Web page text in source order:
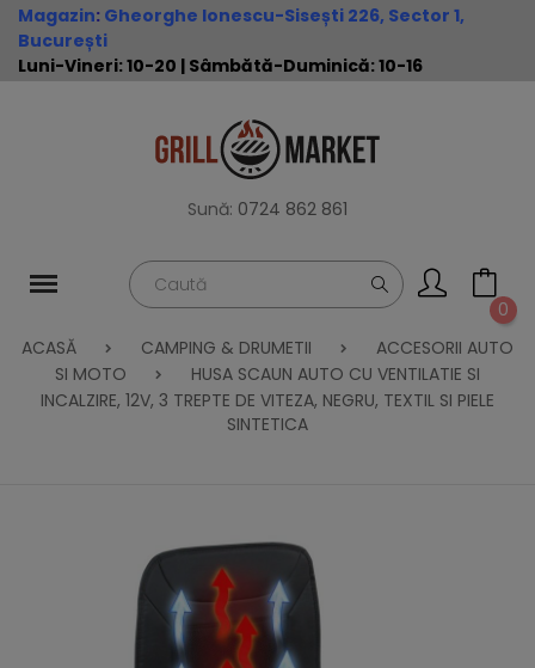
Magazin: Gheorghe Ionescu-Sisești 226, Sector 1,
București
Luni-Vineri: 10-20 | Sâmbătă-Duminică: 10-16
Sună: 0724 862 861
0
ACASĂ
CAMPING & DRUMETII
ACCESORII AUTO
SI MOTO
HUSA SCAUN AUTO CU VENTILATIE SI
INCALZIRE, 12V, 3 TREPTE DE VITEZA, NEGRU, TEXTIL SI PIELE
SINTETICA